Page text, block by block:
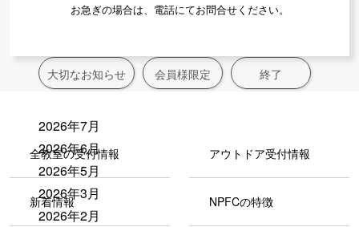
新着情報アーカイブス
大切なお知らせ 会員様限定 終了
2026年7月
2026年6月
2026年5月
2026年3月
2026年2月
お急ぎの場合は、電話にてお問合せください。
全教室の受付情報 アウトドア受付情報
新着情報 NPFCの特徴